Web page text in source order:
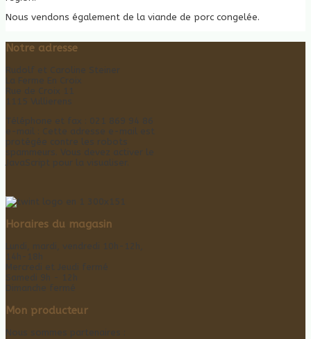
Nous vendons également de la viande de porc congelée.
Notre adresse
Horaires du magasin
Mon producteur